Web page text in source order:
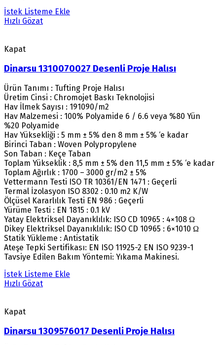
İstek Listeme Ekle
Hızlı Gözat
Kapat
Dinarsu 1310070027 Desenli Proje Halısı
Ürün Tanımı : Tufting Proje Halısı
Üretim Cinsi : Chromojet Baskı Teknolojisi
Hav İlmek Sayısı : 191090/m2
Hav Malzemesi : 100% Polyamide 6 / 6.6 veya %80 Yün
%20 Polyamide
Hav Yüksekliği : 5 mm ± 5% den 8 mm ± 5% ‘e kadar
Birinci Taban : Woven Polypropylene
Son Taban : Keçe Taban
Toplam Yükseklik : 8,5 mm ± 5% den 11,5 mm ± 5% ‘e kadar
Toplam Ağırlık : 1700 – 3000 gr/m2 ± 5%
Vettermann Testi ISO TR 10361/EN 1471 : Geçerli
Termal İzolasyon ISO 8302 : 0.10 m2 K/W
Ölçüsel Kararlılık Testi EN 986 : Geçerli
Yürüme Testi : EN 1815 : 0.1 kV
Yatay Elektriksel Dayanıklılık: ISO CD 10965 : 4×108 Ω
Dikey Elektriksel Dayanıklılık: ISO CD 10965 : 6×1010 Ω
Statik Yükleme : Antistatik
Ateşe Tepki Sertifikası: EN ISO 11925-2 EN ISO 9239-1
Tavsiye Edilen Bakım Yöntemi: Yıkama Makinesi.
İstek Listeme Ekle
Hızlı Gözat
Kapat
Dinarsu 1309576017 Desenli Proje Halısı